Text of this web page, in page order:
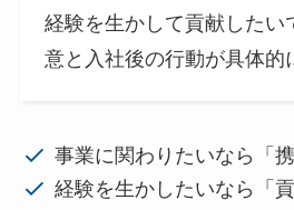
経験を生かして貢献したい
意と入社後の行動が具体的
事業に関わりたいなら「携
経験を生かしたいなら「貢